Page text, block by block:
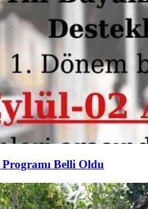
Programı Belli Oldu